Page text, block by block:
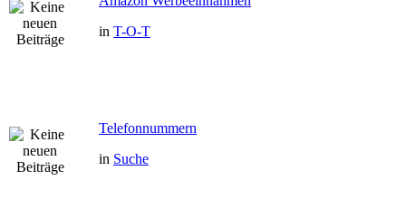
in T-O-T
Telefonnummern
in Suche